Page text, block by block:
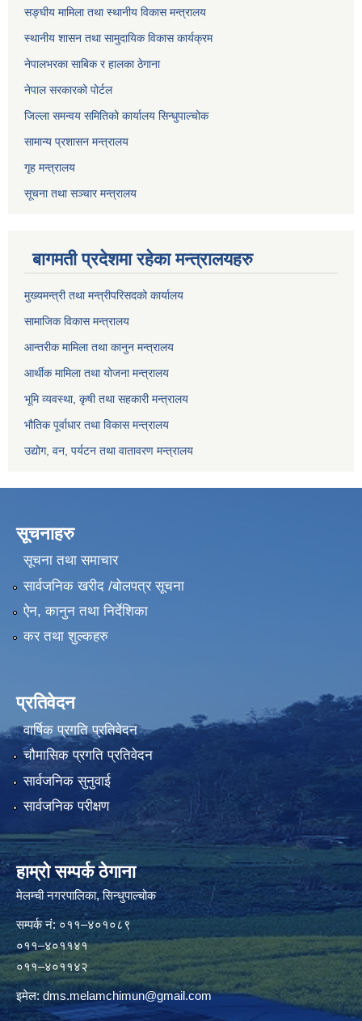
सङ्घीय मामिला तथा स्थानीय विकास मन्त्रालय
स्थानीय शासन तथा सामुदायिक विकास कार्यक्रम
नेपालभरका साबिक र हालका ठेगाना
नेपाल सरकारको पोर्टल
जिल्ला समन्वय समितिको कार्यालय सिन्धुपाल्चोक
सामान्य प्रशासन मन्त्रालय
गृह मन्त्रालय
सूचना तथा सञ्चार मन्त्रालय
बागमती प्रदेशमा रहेका मन्त्रालयहरु
मुख्यमन्त्री तथा मन्त्रीपरिसदको कार्यालय
सामाजिक विकास मन्त्रालय
आन्तरीक मामिला तथा कानुन मन्त्रालय
आर्थीक मामिला तथा योजना मन्त्रालय
भूमि व्यवस्था, कृषी तथा सहकारी मन्त्रालय
भौतिक पूर्वाधार तथा विकास मन्त्रालय
उद्योग, वन, पर्यटन तथा वातावरण मन्त्रालय
सूचनाहरु
सूचना तथा समाचार
सार्वजनिक खरीद /बोलपत्र सूचना
ऐन, कानुन तथा निर्देशिका
कर तथा शुल्कहरु
प्रतिवेदन
वार्षिक प्रगति प्रतिवेदन
चौमासिक प्रगति प्रतिवेदन
सार्वजनिक सुनुवाई
सार्वजनिक परीक्षण
हाम्रो सम्पर्क ठेगाना
मेलम्ची नगरपालिका‍, सिन्धुपाल्चोक
सम्पर्क न‌ं: ०११–४०१०८९
०११–४०११४१
०११–४०११४२
इमेल:dms.melamchimun@gmail.com